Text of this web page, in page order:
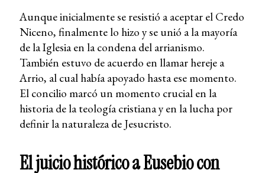
Aunque inicialmente se resistió a aceptar el Credo
Niceno, finalmente lo hizo y se unió a la mayoría
de la Iglesia en la condena del arrianismo.
También estuvo de acuerdo en llamar hereje a
Arrio, al cual había apoyado hasta ese momento.
El concilio marcó un momento crucial en la
historia de la teología cristiana y en la lucha por
definir la naturaleza de Jesucristo.
El juicio histórico a Eusebio con